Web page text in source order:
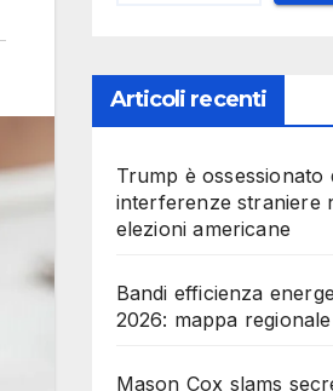
Articoli recenti
Trump è ossessionato
interferenze straniere
elezioni americane
Bandi efficienza
2026: mappa
Mason Cox slams